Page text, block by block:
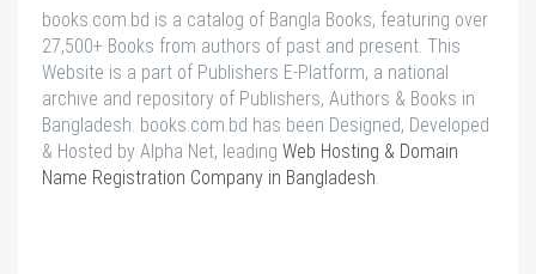
books.com.bd is a catalog of Bangla Books, featuring over
27,500+ Books from authors of past and present. This
Website is a part of Publishers E-Platform, a national
archive and repository of Publishers, Authors & Books in
Bangladesh. books.com.bd has been Designed, Developed
& Hosted by Alpha Net, leading Web Hosting & Domain
Name Registration Company in Bangladesh